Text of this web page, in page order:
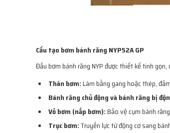
Cấu tạo bơm bánh răng NYP52A GP
Đầu bơm bánh răng NYP được thiết kế tinh gọn,
Thân bơm:Làm bằng gang hoặc thép,
Bánh răng chủ động và bánh răng bị
Vỏ bơm (nắp bơm):Bảo vệ cụm bánh
Trục bơm:Truyền lực từ động cơ sang